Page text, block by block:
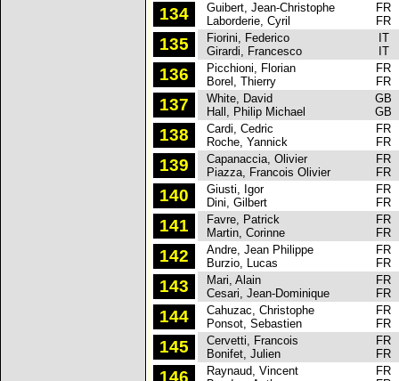
134
Guibert, Jean-Christophe
Laborderie, Cyril
FR
FR
135
Fiorini, Federico
Girardi, Francesco
IT
IT
136
Picchioni, Florian
Borel, Thierry
FR
FR
137
White, David
Hall, Philip Michael
GB
GB
138
Cardi, Cedric
Roche, Yannick
FR
FR
139
Capanaccia, Olivier
Piazza, Francois Olivier
FR
FR
140
Giusti, Igor
Dini, Gilbert
FR
FR
141
Favre, Patrick
Martin, Corinne
FR
FR
142
Andre, Jean Philippe
Burzio, Lucas
FR
FR
143
Mari, Alain
Cesari, Jean-Dominique
FR
FR
144
Cahuzac, Christophe
Ponsot, Sebastien
FR
FR
145
Cervetti, Francois
Bonifet, Julien
FR
FR
146
Raynaud, Vincent
FR